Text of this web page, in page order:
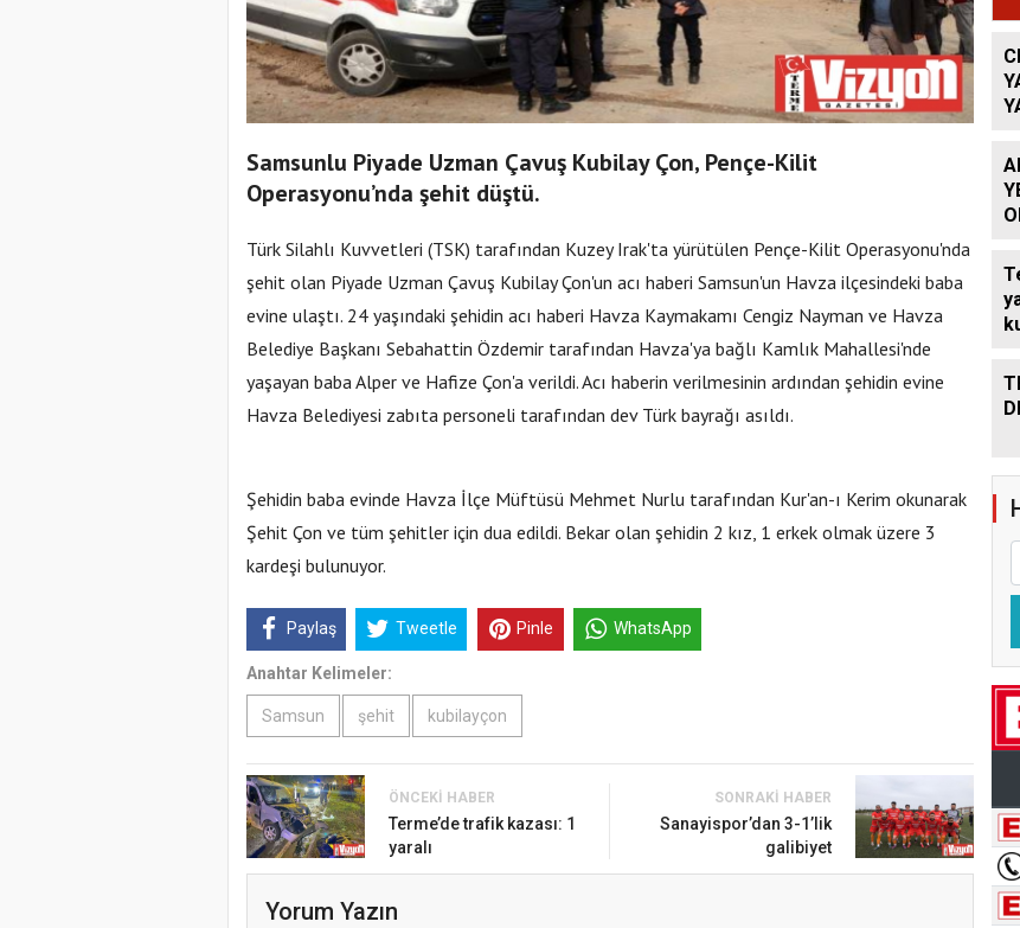
Samsunlu Piyade Uzman Çavuş Kubilay Çon, Pençe-Kilit
Operasyonu’nda şehit düştü.
Türk Silahlı Kuvvetleri (TSK) tarafından Kuzey Irak'ta yürütülen Pençe-Kilit Operasyonu'nda
şehit olan Piyade Uzman Çavuş Kubilay Çon'un acı haberi Samsun'un Havza ilçesindeki baba
evine ulaştı. 24 yaşındaki şehidin acı haberi Havza Kaymakamı Cengiz Nayman ve Havza
Belediye Başkanı Sebahattin Özdemir tarafından Havza'ya bağlı Kamlık Mahallesi'nde
yaşayan baba Alper ve Hafize Çon'a verildi. Acı haberin verilmesinin ardından şehidin evine
Havza Belediyesi zabıta personeli tarafından dev Türk bayrağı asıldı.
Şehidin baba evinde Havza İlçe Müftüsü Mehmet Nurlu tarafından Kur'an-ı Kerim okunarak
Şehit Çon ve tüm şehitler için dua edildi. Bekar olan şehidin 2 kız, 1 erkek olmak üzere 3
kardeşi bulunuyor.
Paylaş Tweetle Pinle WhatsApp
Anahtar Kelimeler:
Samsun şehit kubilayçon
ÖNCEKI HABER
Terme’de trafik kazası: 1
yaralı
SONRAKI HABER
Sanayispor’dan 3-1’lik
galibiyet
Yorum Yazın